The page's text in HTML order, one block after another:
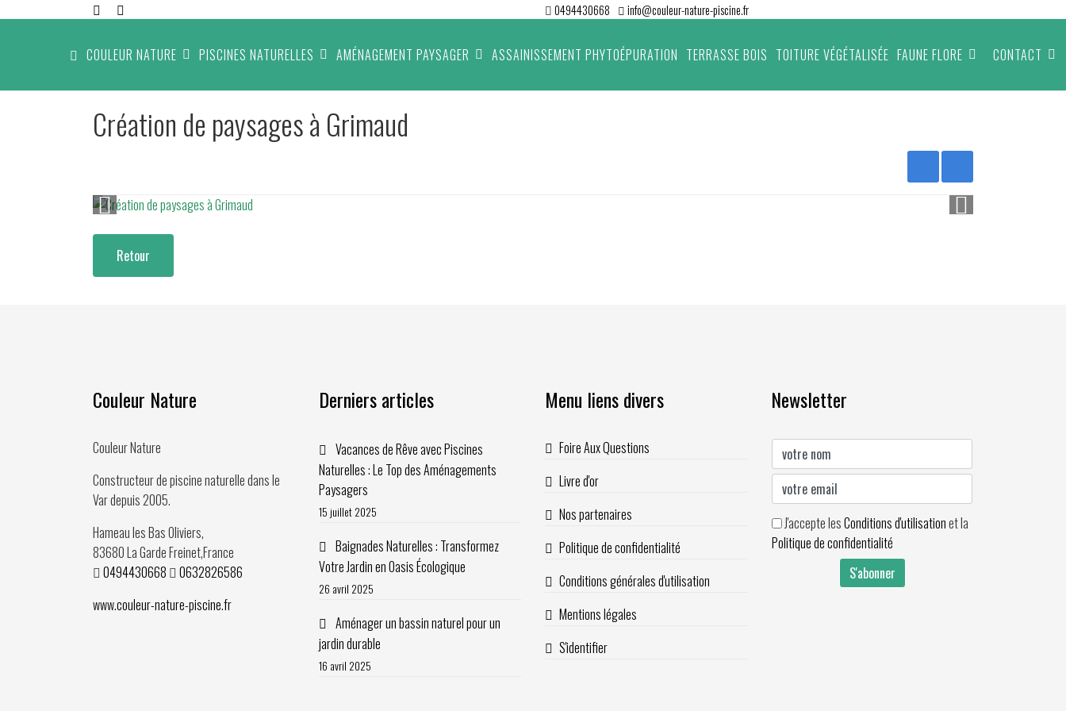
0494430668 info@couleur-nature-piscine.fr
COULEUR NATURE PISCINES NATURELLES AMÉNAGEMENT PAYSAGER ASSAINISSEMENT PHYTOÉPURATION TERRASSE BOIS TOITURE VÉGÉTALISÉE FAUNE FLORE CONTACT
Création de paysages à Grimaud
Retour
Couleur Nature
Couleur Nature
Constructeur de piscine naturelle dans le
Var depuis2005.
Hameau les Bas Oliviers,
83680La Garde Freinet,France
0494430668
0632826586
www.couleur-nature-piscine.fr
Derniers articles
Vacances de Rêve avec Piscines
Naturelles : Le Top des Aménagements
Paysagers
15 juillet 2025
Baignades Naturelles : Transformez
Votre Jardin en Oasis Écologique
26 avril 2025
Aménager un bassin naturel pour un
jardin durable
16 avril 2025
Menu liens divers
Foire Aux Questions
Livre d'or
Nos partenaires
Politique de confidentialité
Conditions générales d'utilisation
Mentions légales
S'identifier
Newsletter
J'accepte lesConditions d'utilisationet la
Politique de confidentialité